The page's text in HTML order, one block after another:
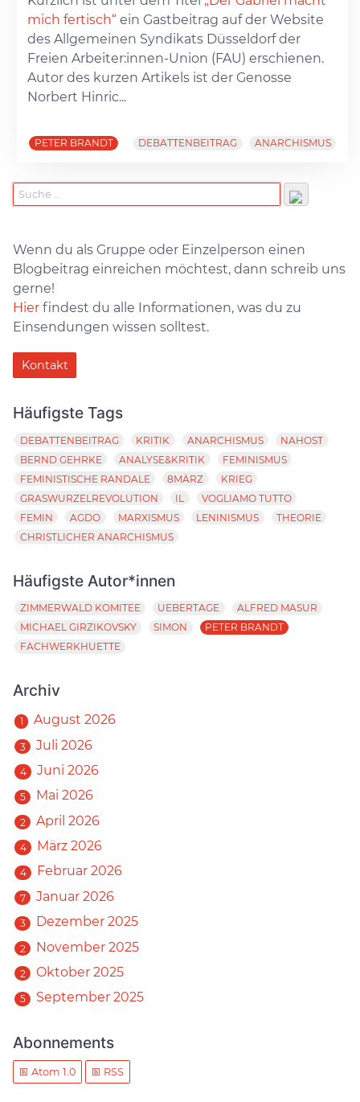
mich fertisch“ein Gastbeitrag auf der Website
des Allgemeinen Syndikats Düsseldorf der
Freien Arbeiter:innen-Union (FAU) erschienen.
Autor des kurzen Artikels ist der Genosse
Norbert Hinric...
PETER BRANDT DEBATTENBEITRAG ANARCHISMUS
Wenn du als Gruppe oder Einzelperson einen
Blogbeitrag einreichen möchtest, dann schreib uns
gerne!
Hier findest du alle Informationen, was du zu
Einsendungen wissen solltest.
Kontakt
Häufigste Tags
DEBATTENBEITRAG KRITIK ANARCHISMUS
NAHOST
BERND GEHRKE
ANALYSE&KRITIK
FEMINISMUS
FEMINISTISCHE RANDALE
8MÄRZ
KRIEG
GRASWURZELREVOLUTION
IL
VOGLIAMO TUTTO
FEMIN
AGDO MARXISMUS LENINISMUS
THEORIE
CHRISTLICHER ANARCHISMUS
Häufigste Autor*innen
ZIMMERWALD KOMITEE UEBERTAGE
ALFRED MASUR
MICHAEL GIRZIKOVSKY
SIMON
PETER BRANDT
FACHWERKHUETTE
Archiv
1 August 2026
3 Juli 2026
4 Juni 2026
5 Mai 2026
2 April 2026
4 März 2026
4 Februar 2026
7 Januar 2026
3 Dezember 2025
2 November 2025
2 Oktober 2025
5 September 2025
Abonnements
Atom 1.0 RSS